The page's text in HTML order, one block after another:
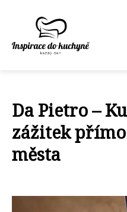
Da Pietro –
zážitek
města